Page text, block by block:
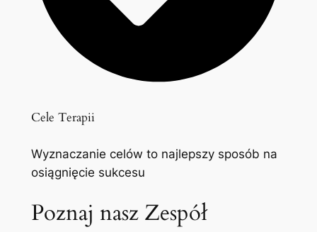
Cele Terapii
Wyznaczanie celów to najlepszy sposób na
osiągnięcie sukcesu
Poznaj nasz Zespół